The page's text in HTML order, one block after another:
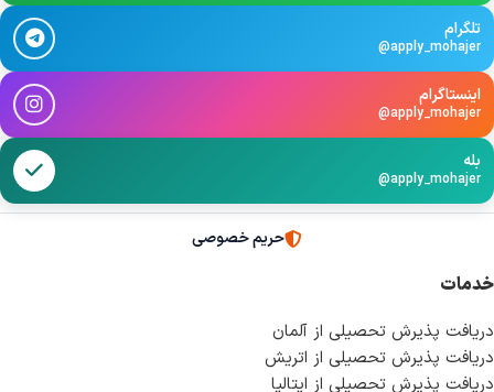
تلگرام
@apply_mohajer
اینستاگرام
@apply_mohajer
بله
@apply_mohajer
حریم خصوصی
خدمات
دریافت پذیرش تحصیلی از آلمان
دریافت پذیرش تحصیلی از اتریش
دریافت پذیرش تحصیلی از ایتالیا